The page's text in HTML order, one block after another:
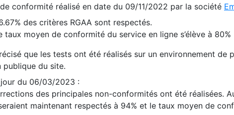
de conformité réalisé en date du 09/11/2022 par la société
des critères RGAA sont respectés.
taux moyen de conformité du service en ligne s’élève à
que les tests ont été réalisés sur un environnement
publique du site.
du 06/03/2023 :
des principales non-conformités ont été réalisées.
maintenant respectés à 94% et le taux moyen de